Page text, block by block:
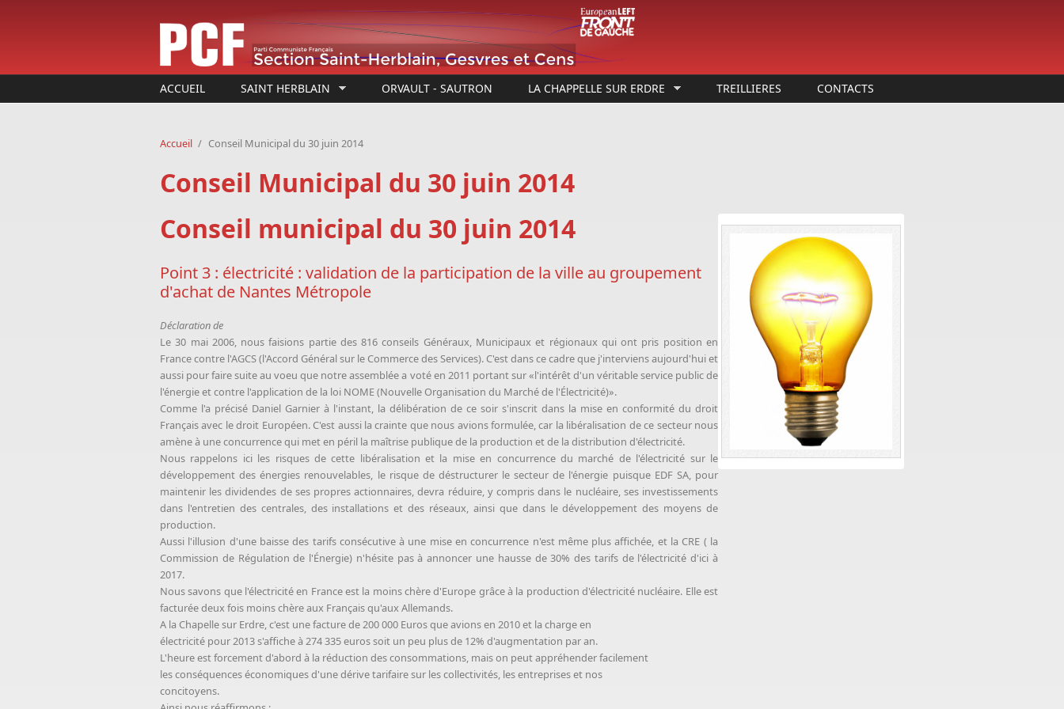
ACCUEIL SAINT HERBLAIN ORVAULT - SAUTRON LA CHAPPELLE SUR ERDRE TREILLIERES CONTACTS
Accueil / Conseil Municipal du 30 juin 2014
Conseil Municipal du 30 juin 2014
Conseil municipal du 30 juin 2014
Point 3 : électricité : validation de la participation de la ville au groupement
d'achat de Nantes Métropole
Déclaration de
Le 30 mai 2006, nous faisions partie des 816 conseils Généraux, Municipaux et régionaux qui ont pris position en
France contre l'AGCS (l'Accord Général sur le Commerce des Services). C'est dans ce cadre que j'interviens aujourd'hui et
aussi pour faire suite au voeu que notre assemblée a voté en 2011 portant sur «l'intérêt d'un véritable service public de
l'énergie et contre l'application de la loi NOME (Nouvelle Organisation du Marché de l'Électricité)».
Comme l'a précisé Daniel Garnier à l'instant, la délibération de ce soir s'inscrit dans la mise en conformité du droit
Français avec le droit Européen. C'est aussi la crainte que nous avions formulée, car la libéralisation de ce secteur nous
amène à une concurrence qui met en péril la maîtrise publique de la production et de la distribution d'électricité.
Nous rappelons ici les risques de cette libéralisation et la mise en concurrence du marché de l'électricité sur le
développement des énergies renouvelables, le risque de déstructurer le secteur de l'énergie puisque EDF SA, pour
maintenir les dividendes de ses propres actionnaires, devra réduire, y compris dans le nucléaire, ses investissements
dans l'entretien des centrales, des installations et des réseaux, ainsi que dans le développement des moyens de
production.
Aussi l'illusion d'une baisse des tarifs consécutive à une mise en concurrence n'est même plus affichée, et la CRE ( la
Commission de Régulation de l'Énergie) n'hésite pas à annoncer une hausse de 30% des tarifs de l'électricité d'ici à
2017.
Nous savons que l'électricité en France est la moins chère d'Europe grâce à la production d'électricité nucléaire. Elle est
facturée deux fois moins chère aux Français qu'aux Allemands.
A la Chapelle sur Erdre, c'est une facture de 200 000 Euros que avions en 2010 et la charge en
électricité pour 2013 s'affiche à 274 335 euros soit un peu plus de 12% d'augmentation par an.
L'heure est forcement d'abord à la réduction des consommations, mais on peut appréhender facilement
les conséquences économiques d'une dérive tarifaire sur les collectivités, les entreprises et nos
concitoyens.